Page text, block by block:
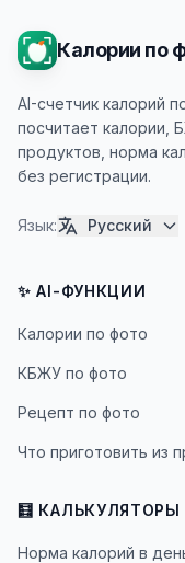
Калории по
AI-счетчик калорий
посчитает калории,
продуктов, норма
без регистрации.
Язык: Русский
✨ AI-ФУНКЦИИ
Калории по фото
КБЖУ по фото
Рецепт по фото
Что приготовить из
🧮 КАЛЬКУЛЯТОРЫ
Норма калорий в